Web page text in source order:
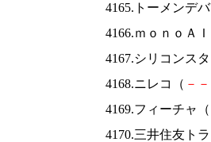
4165.トーメンデ
4166.ｍｏｎｏＡ
4167.シリコンス
4168.ニレコ（ － －
4169.フィーチャ（
4170.三井住友ト